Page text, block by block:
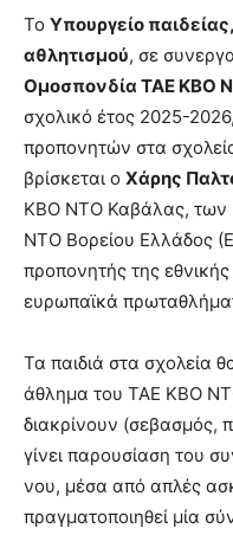
Το Υπουργείο
αθλητισμού, σε
Ομοσπονδία ΤΑΕ ΚΒΟ
σχολικό έτος 2025-
προπονητών στα
βρίσκεται ο Χάρης
ΚΒΟ ΝΤΟ Καβάλας, των
ΝΤΟ Βορείου Ελλάδος
προπονητής της
ευρωπαϊκά
Τα παιδιά στα σχολεία
άθλημα του ΤΑΕ ΚΒΟ
διακρίνουν (σεβασμός,
γίνει παρουσίαση του
νου, μέσα από απλές
πραγματοποιηθεί μία